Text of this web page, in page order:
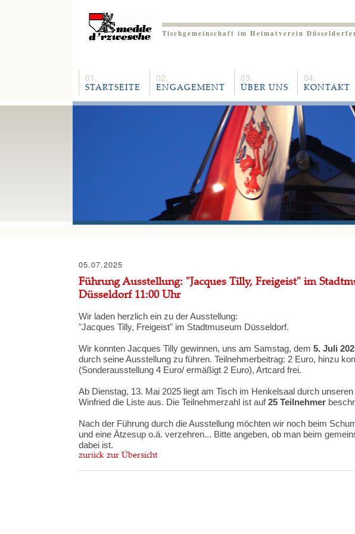
Tischgemeinschaft im Heimatverein
STARTSEITE ENGAGEMENT ÜBER UNS KONTAKT
05.07.2025
Führung Ausstellung: "Jacques Tilly, Freigeist" im
Düsseldorf 11:00 Uhr
Wir laden herzlich ein zu der Ausstellung:
"Jacques Tilly, Freigeist" im Stadtmuseum Düsseldorf.
Wir konnten Jacques Tilly gewinnen, uns am Samstag, dem 5. Juli
durch seine Ausstellung zu führen. Teilnehmerbeitrag: 2 Euro, hinzu
(Sonderausstellung 4 Euro/ ermäßigt 2 Euro), Artcard frei.
Ab Dienstag, 13. Mai 2025 liegt am Tisch im Henkelsaal durch
Winfried die Liste aus. Die Teilnehmerzahl ist auf25 Teilnehmer
Nach der Führung durch die Ausstellung möchten wir noch beim
und eine Ätzesup o.ä. verzehren... Bitte angeben, ob man beim
dabei ist.
zurück zur Übersicht